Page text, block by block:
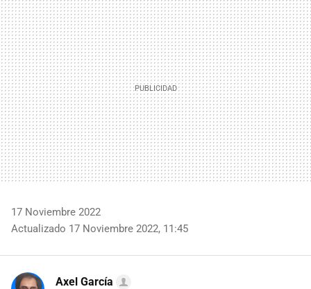
MAIL
17 Noviembre 2022
Actualizado 17 Noviembre 2022, 11:45
Axel García